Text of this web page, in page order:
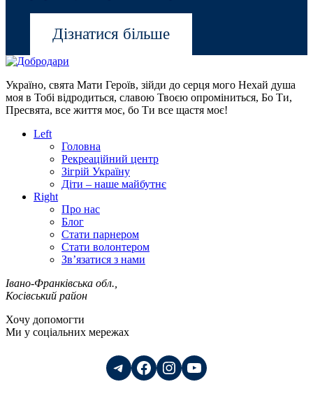
Дізнатися більше
Україно, свята Мати Героїв, зійди до серця мого Нехай душа
моя в Тобі відродиться, славою Твоєю опроміниться, Бо Ти,
Пресвята, все життя моє, бо Ти все щастя моє!
Left
Головна
Рекреаційний центр
Зігрій Україну
Діти – наше майбутнє
Right
Про нас
Блог
Стати парнером
Стати волонтером
Зв’язатися з нами
Івано-Франківська обл.,
Косівський район
Хочу допомогти
Ми у соціальних мережах
Telegram
Facebook
Instagram
YouTube